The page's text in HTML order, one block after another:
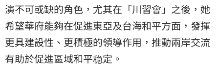
演不可或缺的角色，尤其在「川習會」之後，她
希望華府能夠在促進東亞及台海和平方面，發揮
更具建設性、更積極的領導作用，推動兩岸交流
有助於促進區域和平稳定。